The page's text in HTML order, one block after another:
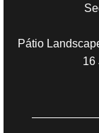
Pátio
16